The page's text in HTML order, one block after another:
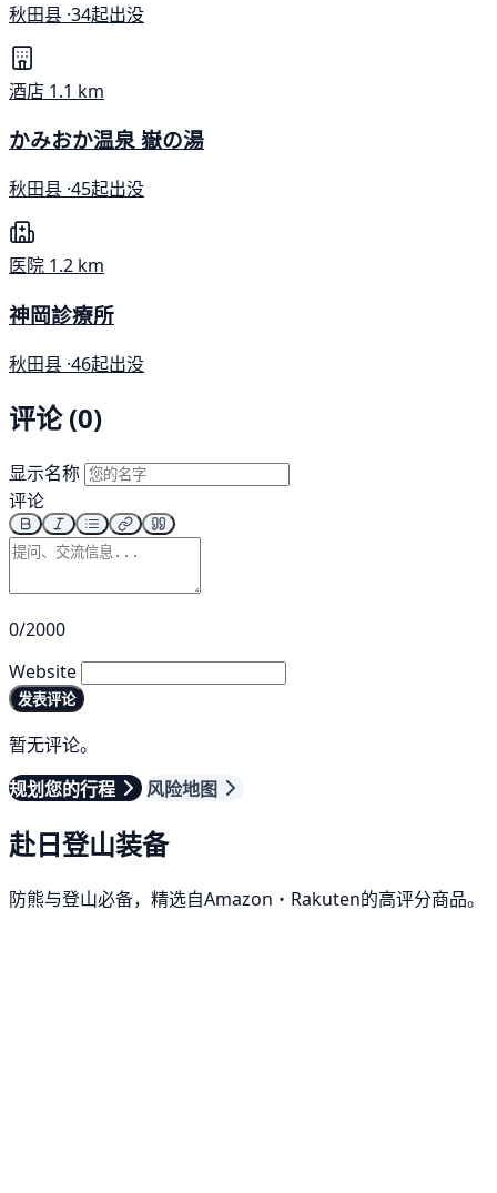
秋田县 ·34起出没
酒店 1.1 km
かみおか温泉 嶽の湯
秋田县 ·45起出没
医院 1.2 km
神岡診療所
秋田县 ·46起出没
评论 (0)
显示名称
评论
0/2000
Website
发表评论
暂无评论。
规划您的行程
风险地图
赴日登山装备
防熊与登山必备，精选自Amazon・Rakuten的高评分商品。